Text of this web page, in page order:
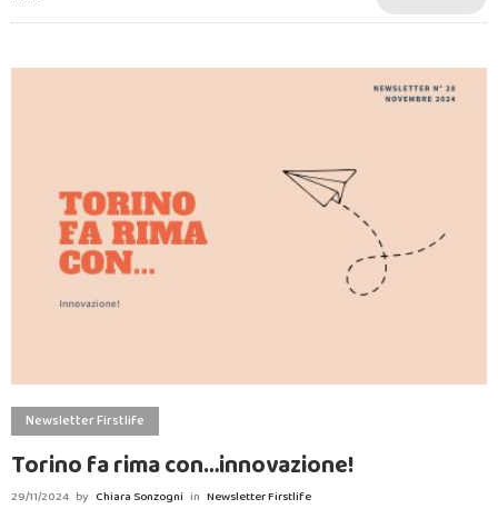
Newsletter Firstlife
Torino fa rima con…innovazione!
29/11/2024 by Chiara Sonzogni in Newsletter Firstlife